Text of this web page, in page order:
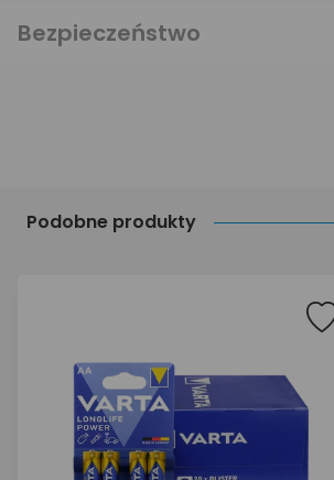
Podobne produkty
Bezpieczeństwo